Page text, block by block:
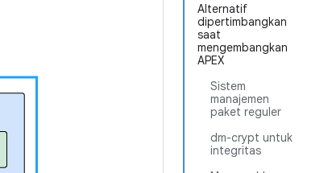
Alternatif
dipertimbangkan
saat
mengembangkan
APEX
Sistem
manajemen
paket reguler
dm-crypt untuk
integritas